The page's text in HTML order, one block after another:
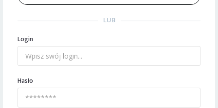
LUB
Login
Hasło